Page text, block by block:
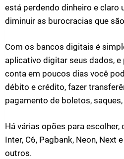
está perdendo dinheiro e claro
diminuir as burocracias que
Com os bancos digitais é
aplicativo digitar seus dados,
conta em poucos dias você
débito e crédito, fazer
pagamento de boletos,
Há várias opões para escolher,
Inter, C6, Pagbank, Neon, Next
outros.